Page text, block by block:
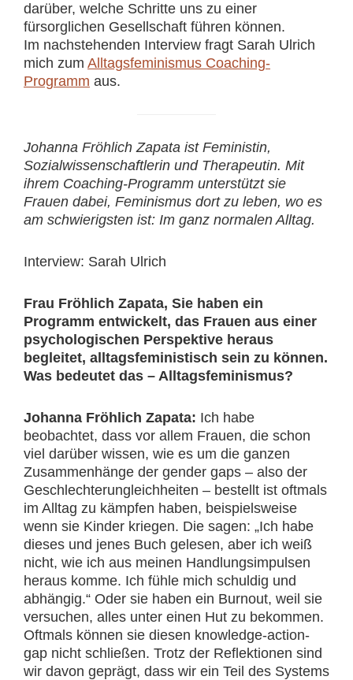
darüber, welche Schritte uns zu einer
fürsorglichen Gesellschaft führen können.
Im nachstehenden Interview fragt Sarah Ulrich
mich zum Alltagsfeminismus Coaching-
Programm aus.
Johanna Fröhlich Zapata ist Feministin,
Sozialwissenschaftlerin und Therapeutin. Mit
ihrem Coaching-Programm unterstützt sie
Frauen dabei, Feminismus dort zu leben, wo es
am schwierigsten ist: Im ganz normalen Alltag.
Interview: Sarah Ulrich
Frau Fröhlich Zapata, Sie haben ein
Programm entwickelt, das Frauen aus einer
psychologischen Perspektive heraus
begleitet, alltagsfeministisch sein zu können.
Was bedeutet das – Alltagsfeminismus?
Johanna Fröhlich Zapata: Ich habe
beobachtet, dass vor allem Frauen, die schon
viel darüber wissen, wie es um die ganzen
Zusammenhänge der gender gaps – also der
Geschlechterungleichheiten – bestellt ist oftmals
im Alltag zu kämpfen haben, beispielsweise
wenn sie Kinder kriegen. Die sagen: „Ich habe
dieses und jenes Buch gelesen, aber ich weiß
nicht, wie ich aus meinen Handlungsimpulsen
heraus komme. Ich fühle mich schuldig und
abhängig.“ Oder sie haben ein Burnout, weil sie
versuchen, alles unter einen Hut zu bekommen.
Oftmals können sie diesen knowledge-action-
gap nicht schließen. Trotz der Reflektionen sind
wir davon geprägt, dass wir ein Teil des Systems